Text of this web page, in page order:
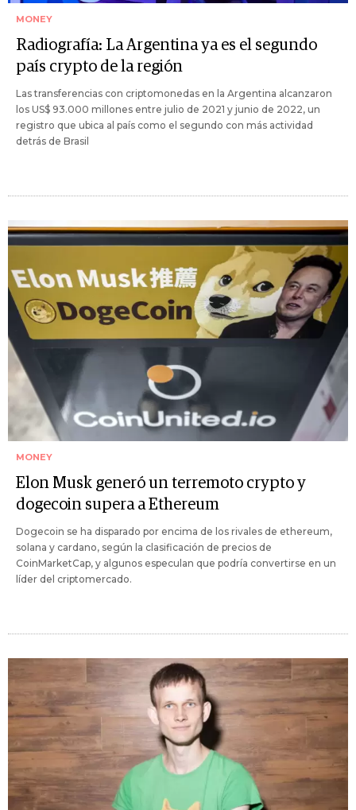
MONEY
Radiografía: La Argentina ya es el segundo
país crypto de la región
Las transferencias con criptomonedas en la Argentina alcanzaron
los US$ 93.000 millones entre julio de 2021 y junio de 2022, un
registro que ubica al país como el segundo con más actividad
detrás de Brasil
MONEY
Elon Musk generó un terremoto crypto y
dogecoin supera a Ethereum
Dogecoin se ha disparado por encima de los rivales de ethereum,
solana y cardano, según la clasificación de precios de
CoinMarketCap, y algunos especulan que podría convertirse en un
líder del criptomercado.